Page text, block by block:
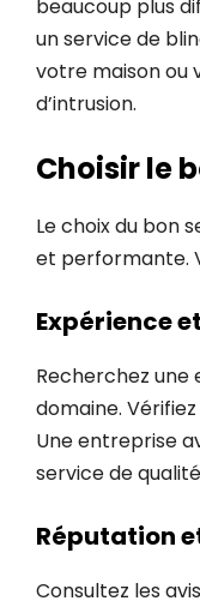
beaucoup plus
un service de
votre maison ou
d’intrusion.
Choisir le
Le choix du bon
et performante.
Expérience
Recherchez une
domaine.
Une entreprise
service de
Réputation
Consultez les